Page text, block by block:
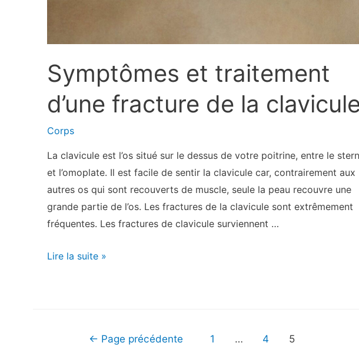
Symptômes et traitement
d’une fracture de la
Corps
La clavicule est l’os situé sur le dessus de votre poitrine, entre le
et l’omoplate. Il est facile de sentir la clavicule car, contrairement aux
autres os qui sont recouverts de muscle, seule la peau recouvre une
grande partie de l’os. Les fractures de la clavicule sont extrêmement
fréquentes. Les fractures de clavicule surviennent …
Symptômes
Lire la suite »
Navigation
← Page précédente 1 … 4 5